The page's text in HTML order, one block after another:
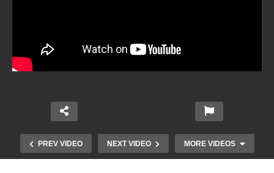
PREV VIDEO NEXT VIDEO MORE VIDEOS